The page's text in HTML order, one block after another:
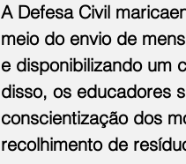
A Defesa Civil
meio do envio de
e disponibilizando um
disso, os educadores
conscientização dos
recolhimento de